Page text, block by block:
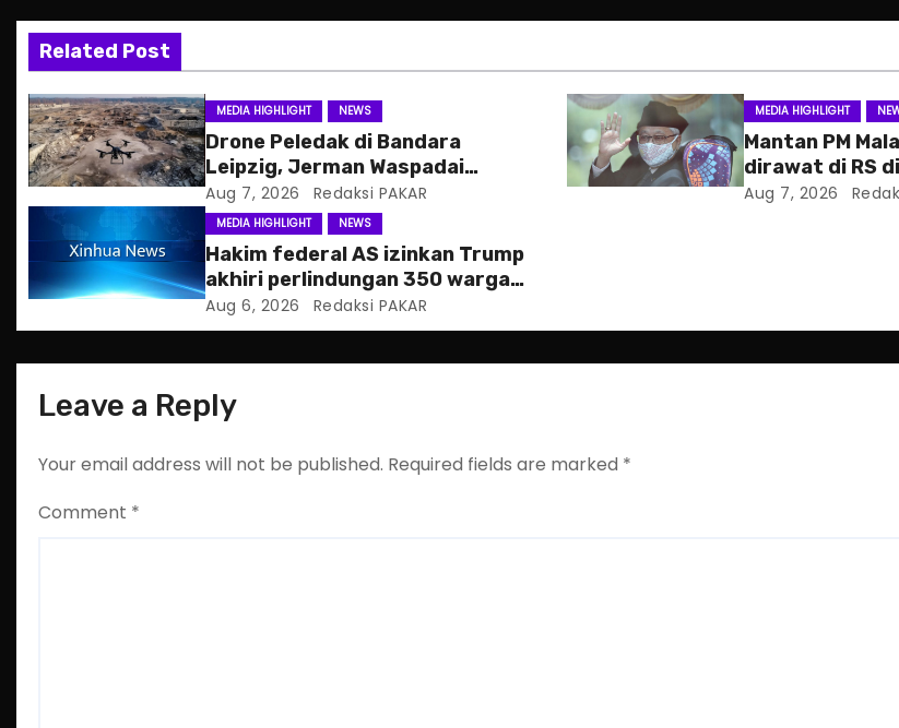
v
i
g
a
t
i
o
n
Related Post
MEDIA HIGHLIGHT NEWS
Drone Peledak di Bandara
Leipzig, Jerman Waspadai
Serangan Hibrida Rusia
Aug 7, 2026 Redaksi PAKAR
MEDIA HIGHLIGHT
Mantan PM
dirawat di RS
hukum
Aug 7, 2026
MEDIA HIGHLIGHT NEWS
Hakim federal AS izinkan Trump
akhiri perlindungan 350 warga
Haiti
Aug 6, 2026 Redaksi PAKAR
Leave a Reply
Your email address will not be published. Required fields are marked *
Comment *